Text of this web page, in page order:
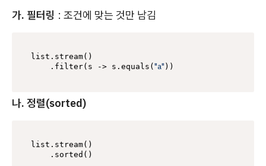
가. 필터링 : 조건에 맞는 것만 남김
list.stream()
    .filter(s -> s.equals(
"a"
나. 정렬(sorted)
list.stream()